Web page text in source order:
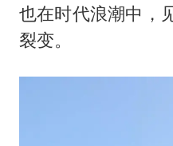
也在时代浪潮中，
裂变。